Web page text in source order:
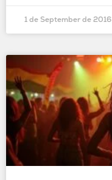
1 de September de 2016